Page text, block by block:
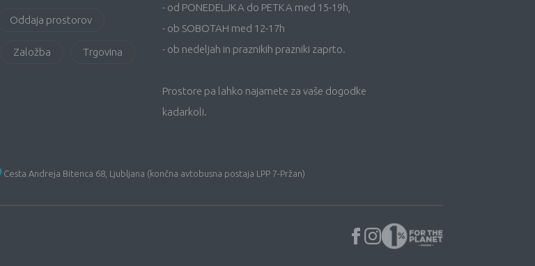
Oddaja prostorov
Založba Trgovina
- od PONEDELJKA do PETKA med 15-19h,
- ob SOBOTAH med 12-17h
- ob nedeljah in praznikih prazniki zaprto.
Prostore pa lahko najamete za vaše dogodke
kadarkoli.
Cesta Andreja Bitenca 68, Ljubljana (končna avtobusna postaja LPP 7-Pržan)